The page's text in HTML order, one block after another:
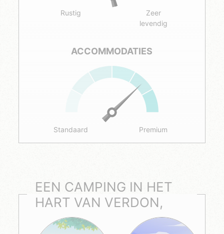
Rustig
Zeer
levendig
ACCOMMODATIES
Standaard Premium
EEN CAMPING IN HET
HART VAN VERDON,